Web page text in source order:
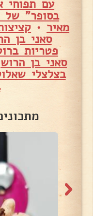
עם תפוחי
בסופר"
מאיר •
סאני בן
פטריות
סאני בן הרוש
בצלצלי